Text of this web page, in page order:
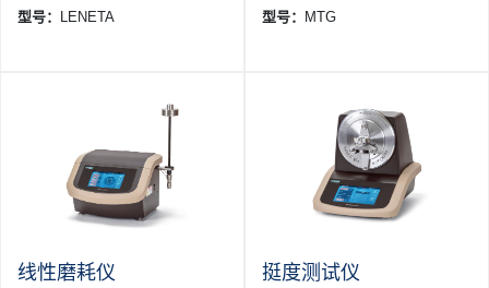
型号：
LENETA
型号：
MTG
线性磨耗仪 挺度测试仪